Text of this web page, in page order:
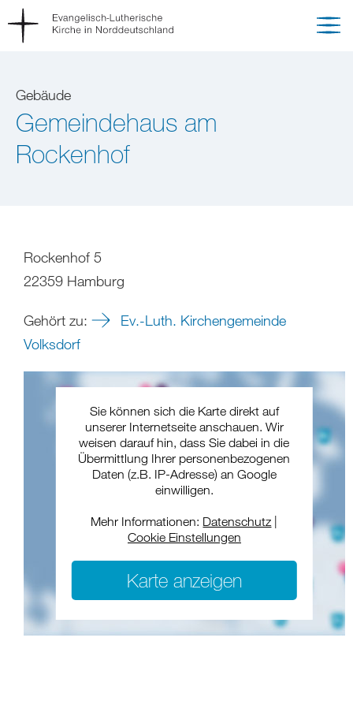
Gebäude
Gemeindehaus am
Rockenhof
Rockenhof 5
22359 Hamburg
Gehört zu:
Ev.-Luth. Kirchengemeinde
Volksdorf
Sie können sich die Karte direkt auf
unserer Internetseite anschauen. Wir
weisen darauf hin, dass Sie dabei in die
Übermittlung Ihrer personenbezogenen
Daten (z.B. IP-Adresse) an Google
einwilligen.
Mehr Informationen: Datenschutz
Cookie Einstellungen
Karte anzeigen